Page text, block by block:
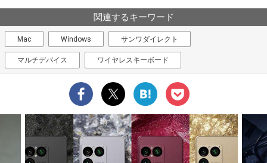
関連するキーワード
Mac Windows サンワダイレクト
マルチデバイス ワイヤレスキーボード